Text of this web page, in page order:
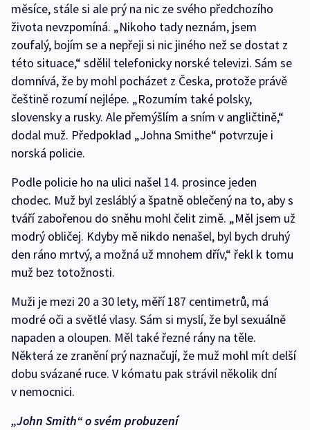
měsíce, stále si ale prý na nic ze svého předchozího
života nevzpomíná. „Nikoho tady neznám, jsem
zoufalý, bojím se a nepřeji si nic jiného než se dostat z
této situace,“ sdělil telefonicky norské televizi. Sám se
domnívá, že by mohl pocházet z Česka, protože právě
češtině rozumí nejlépe. „Rozumím také polsky,
slovensky a rusky. Ale přemýšlím a sním v angličtině,“
dodal muž. Předpoklad „Johna Smithe“ potvrzuje i
norská policie.
Podle policie ho na ulici našel 14. prosince jeden
chodec. Muž byl zesláblý a špatně oblečený na to, aby s
tváří zabořenou do sněhu mohl čelit zimě. „Měl jsem už
modrý obličej. Kdyby mě nikdo nenašel, byl bych druhý
den ráno mrtvý, a možná už mnohem dřív,“ řekl k tomu
muž bez totožnosti.
Muži je mezi 20 a 30 lety, měří 187 centimetrů, má
modré oči a světlé vlasy. Sám si myslí, že byl sexuálně
napaden a oloupen. Měl také řezné rány na těle.
Některá ze zranění prý naznačují, že muž mohl mít delší
dobu svázané ruce. V kómatu pak strávil několik dní
v nemocnici.
„John Smith“ o svém probuzení